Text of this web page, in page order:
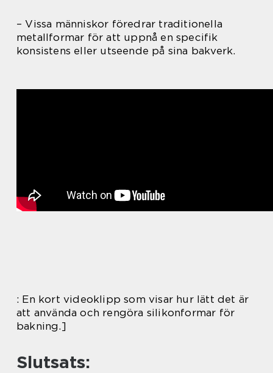
– Vissa människor föredrar traditionella
metallformar för att uppnå en specifik
konsistens eller utseende på sina bakverk.
: En kort videoklipp som visar hur lätt det är
att använda och rengöra silikonformar för
bakning.]
Slutsats: